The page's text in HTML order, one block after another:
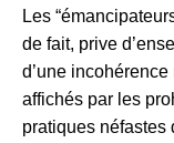
Les
de fait, prive
d’une
affichés par les
pratiques néfastes